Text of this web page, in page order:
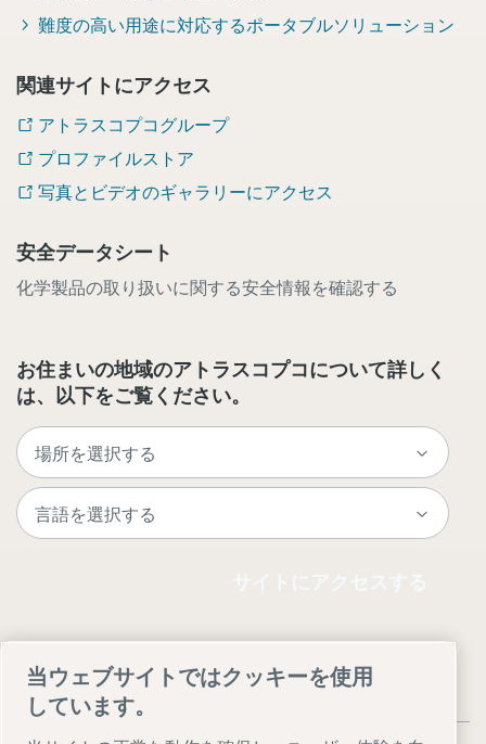
難度の高い用途に対応するポータブルソリューション
関連サイトにアクセス
アトラスコプコグループ
プロファイルストア
写真とビデオのギャラリーにアクセス
安全データシート
化学製品の取り扱いに関する安全情報を確認する
お住まいの地域のアトラスコプコについて詳しく
は、以下をご覧ください。
当ウェブサイトではクッキーを使用
しています。